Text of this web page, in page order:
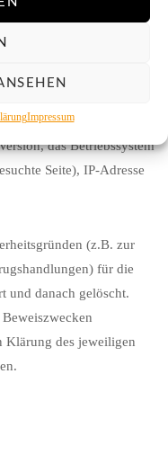
Impressum
6 Abs. 1 lit. f. DSGVO
auf dem sich dieser
Meldung über
das Betriebssystem
Seite), IP-Adresse
(z.B. zur
für die
und danach gelöscht.
Klärung des jeweiligen